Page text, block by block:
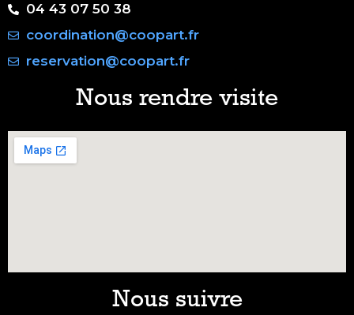
04 43 07 50 38
coordination@coopart.fr
reservation@coopart.fr
Nous rendre visite
Nous suivre